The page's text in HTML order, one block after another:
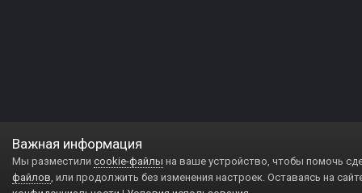
Важная информация
Мы разместили cookie-файлы на ваше устройство, чтобы помочь
файлов, или продолжить без изменения настроек. Оставаясь на